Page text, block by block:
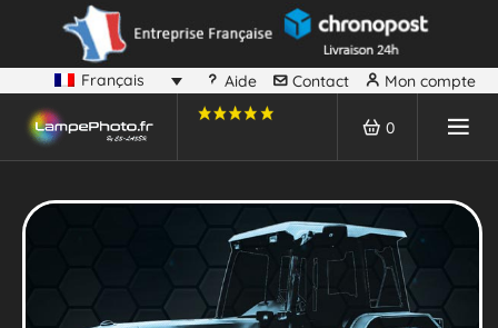
Français Aide Contact Mon compte
0